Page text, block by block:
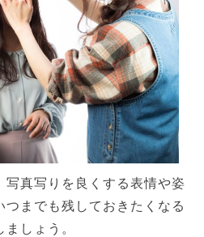
写真写りを良くする表情や姿
までも残しておきたくなる
しょう。